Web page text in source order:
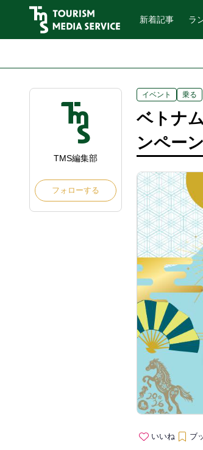
新着記事 ラ
TMS編集部
フォローする
イベント 乗る
ベトナ
ンペーン
いいね ブ